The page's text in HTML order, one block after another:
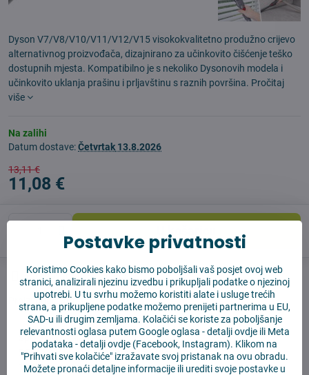
Dyson V7/V8/V10/V11/V12/V15 visokokvalitetno produžno crijevo
alternativnog proizvođača, dizajnirano za učinkovito čišćenje teško
dostupnih mjesta. Kompatibilno je s nekoliko Dysonovih modela i
učinkovito uklanja prašinu i prljavštinu s raznih površina. Pročitaj
više
Na zalihi
Datum dostave:Četvrtak 13.8.2026
13,11 €
11,08 €
Pas čuvar Shippings
Proizvođač:4Robot
✅ Spremno za slanje odmah
✅ BESPLATNA dostava iznad 55 EUR
✅ 14 dana za povrat robe
Postavke privatnosti
Koristimo Cookies kako bismo poboljšali vaš posjet ovoj web
stranici, analizirali njezinu izvedbu i prikupljali podatke o njezinoj
upotrebi. U tu svrhu možemo koristiti alate i usluge trećih
strana, a prikupljene podatke možemo prenijeti partnerima u EU,
SAD-u ili drugim zemljama. Kolačići se koriste za poboljšanje
relevantnosti oglasa putem Google oglasa -detalji ovdjeili Meta
podataka -detalji ovdje (Facebook, Instagram). Klikom na
"Prihvati sve kolačiće" izražavate svoj pristanak na ovu obradu.
Možete pronaći detaljne informacije ili urediti svoje postavke u